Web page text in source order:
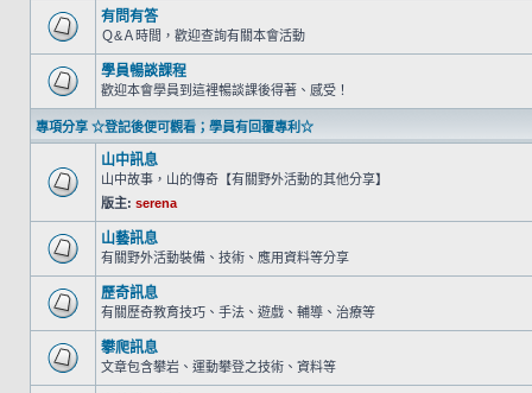
有問有答
Ｑ&Ａ時間，歡迎查詢有關本會活動
學員暢談課程
歡迎本會學員到這裡暢談課後得著、感受！
專項分享 ☆登記後便可觀看；學員有回覆專利☆
山中訊息
山中故事，山的傳奇【有關野外活動的其他分享】
版主: serena
山藝訊息
有關野外活動裝備、技術、應用資料等分享
歷奇訊息
有關歷奇教育技巧、手法、遊戲、輔導、治療等
攀爬訊息
文章包含攀岩、運動攀登之技術、資料等